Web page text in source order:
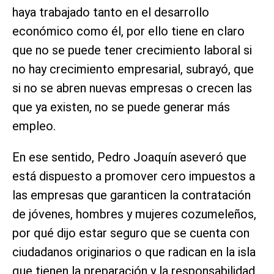
haya trabajado tanto en el desarrollo
económico como él, por ello tiene en claro
que no se puede tener crecimiento laboral si
no hay crecimiento empresarial, subrayó, que
si no se abren nuevas empresas o crecen las
que ya existen, no se puede generar más
empleo.
En ese sentido, Pedro Joaquín aseveró que
está dispuesto a promover cero impuestos a
las empresas que garanticen la contratación
de jóvenes, hombres y mujeres cozumeleños,
por qué dijo estar seguro que se cuenta con
ciudadanos originarios o que radican en la isla